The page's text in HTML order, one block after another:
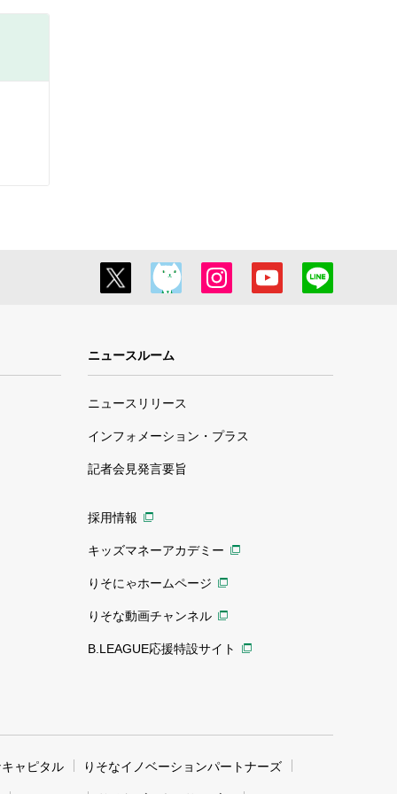
ニュースルーム
ニュースリリース
インフォメーション・プラス
記者会見発言要旨
採用情報
キッズマネーアカデミー
りそにゃホームページ
りそな動画チャンネル
B.LEAGUE応援特設サイト
ャピタル りそなイノベーションパートナーズ